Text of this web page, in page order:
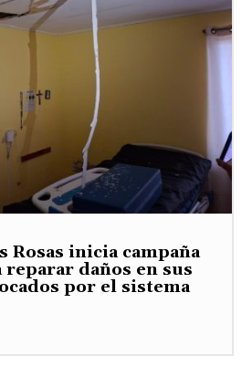
Rosas inicia campaña
daños en sus
por el sistema